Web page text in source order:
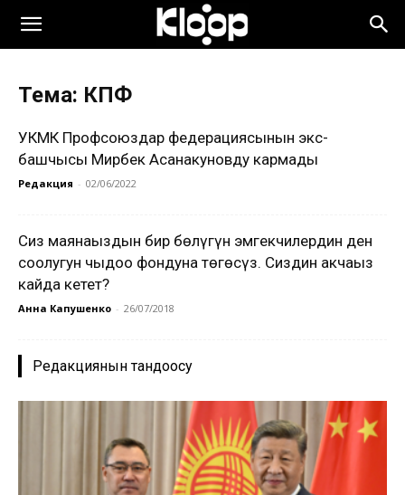
Тема: КПФ
УКМК Профсоюздар федерациясынын экс-
башчысы Мирбек Асанакуновду кармады
Редакция - 02/06/2022
Сиз маянаңыздын бир бөлүгүн эмгекчилердин ден
соолугун чыңдоо фондуна төгөсүз. Сиздин акчаңыз
кайда кетет?
Анна Капушенко - 26/07/2018
Редакциянын тандоосу